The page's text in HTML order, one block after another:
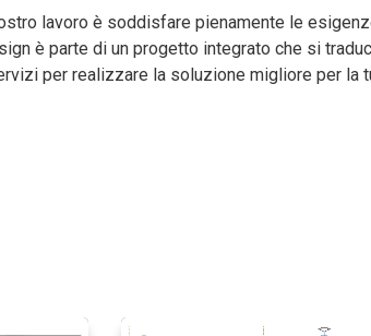
lavoro è soddisfare pienamente le
è parte di un progetto integrato che si
per realizzare la soluzione migliore per la